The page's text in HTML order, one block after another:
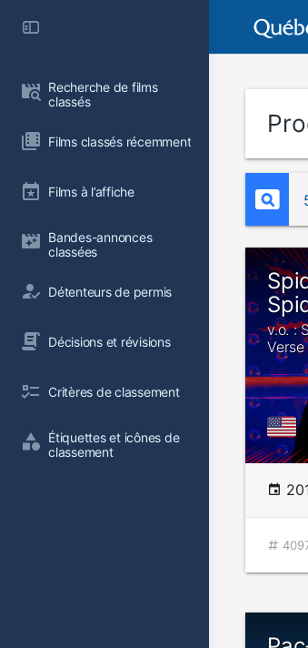
Recherche de films
classés
Films classés récemment
Films à l’affiche
Bandes-annonces
classées
Détenteurs de permis
Décisions et révisions
Critères de classement
Étiquettes et icônes de
classement
v.o. :
Verse